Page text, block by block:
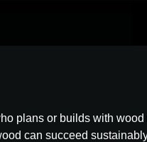
plans or builds with
can succeed